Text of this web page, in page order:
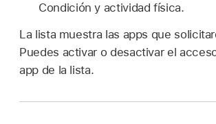
Condición y actividad física.
La lista muestra las apps que
Puedes activar o desactivar el
app de la lista.